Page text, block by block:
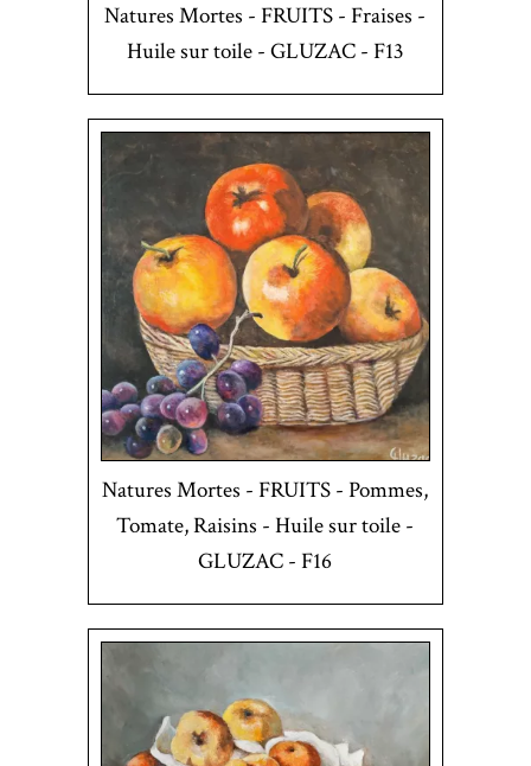
Natures Mortes - FRUITS - Fraises -
Huile sur toile - GLUZAC - F13
Natures Mortes - FRUITS - Pommes,
Tomate, Raisins - Huile sur toile -
GLUZAC - F16